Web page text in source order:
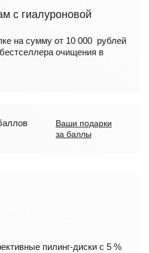
с гиалуроновой
на сумму от 10 000 рублей
очищения в
Ваши подарки
за баллы
пилинг-диски с 5 %